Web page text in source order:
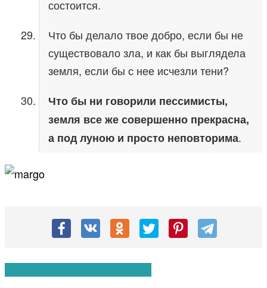
состоится.
Что бы делало твое добро, если бы не
существовало зла, и как бы выглядела
земля, если бы с нее исчезли тени?
Что бы ни говорили пессимисты,
земля все же совершенно прекрасна,
а под луною и просто неповторима.